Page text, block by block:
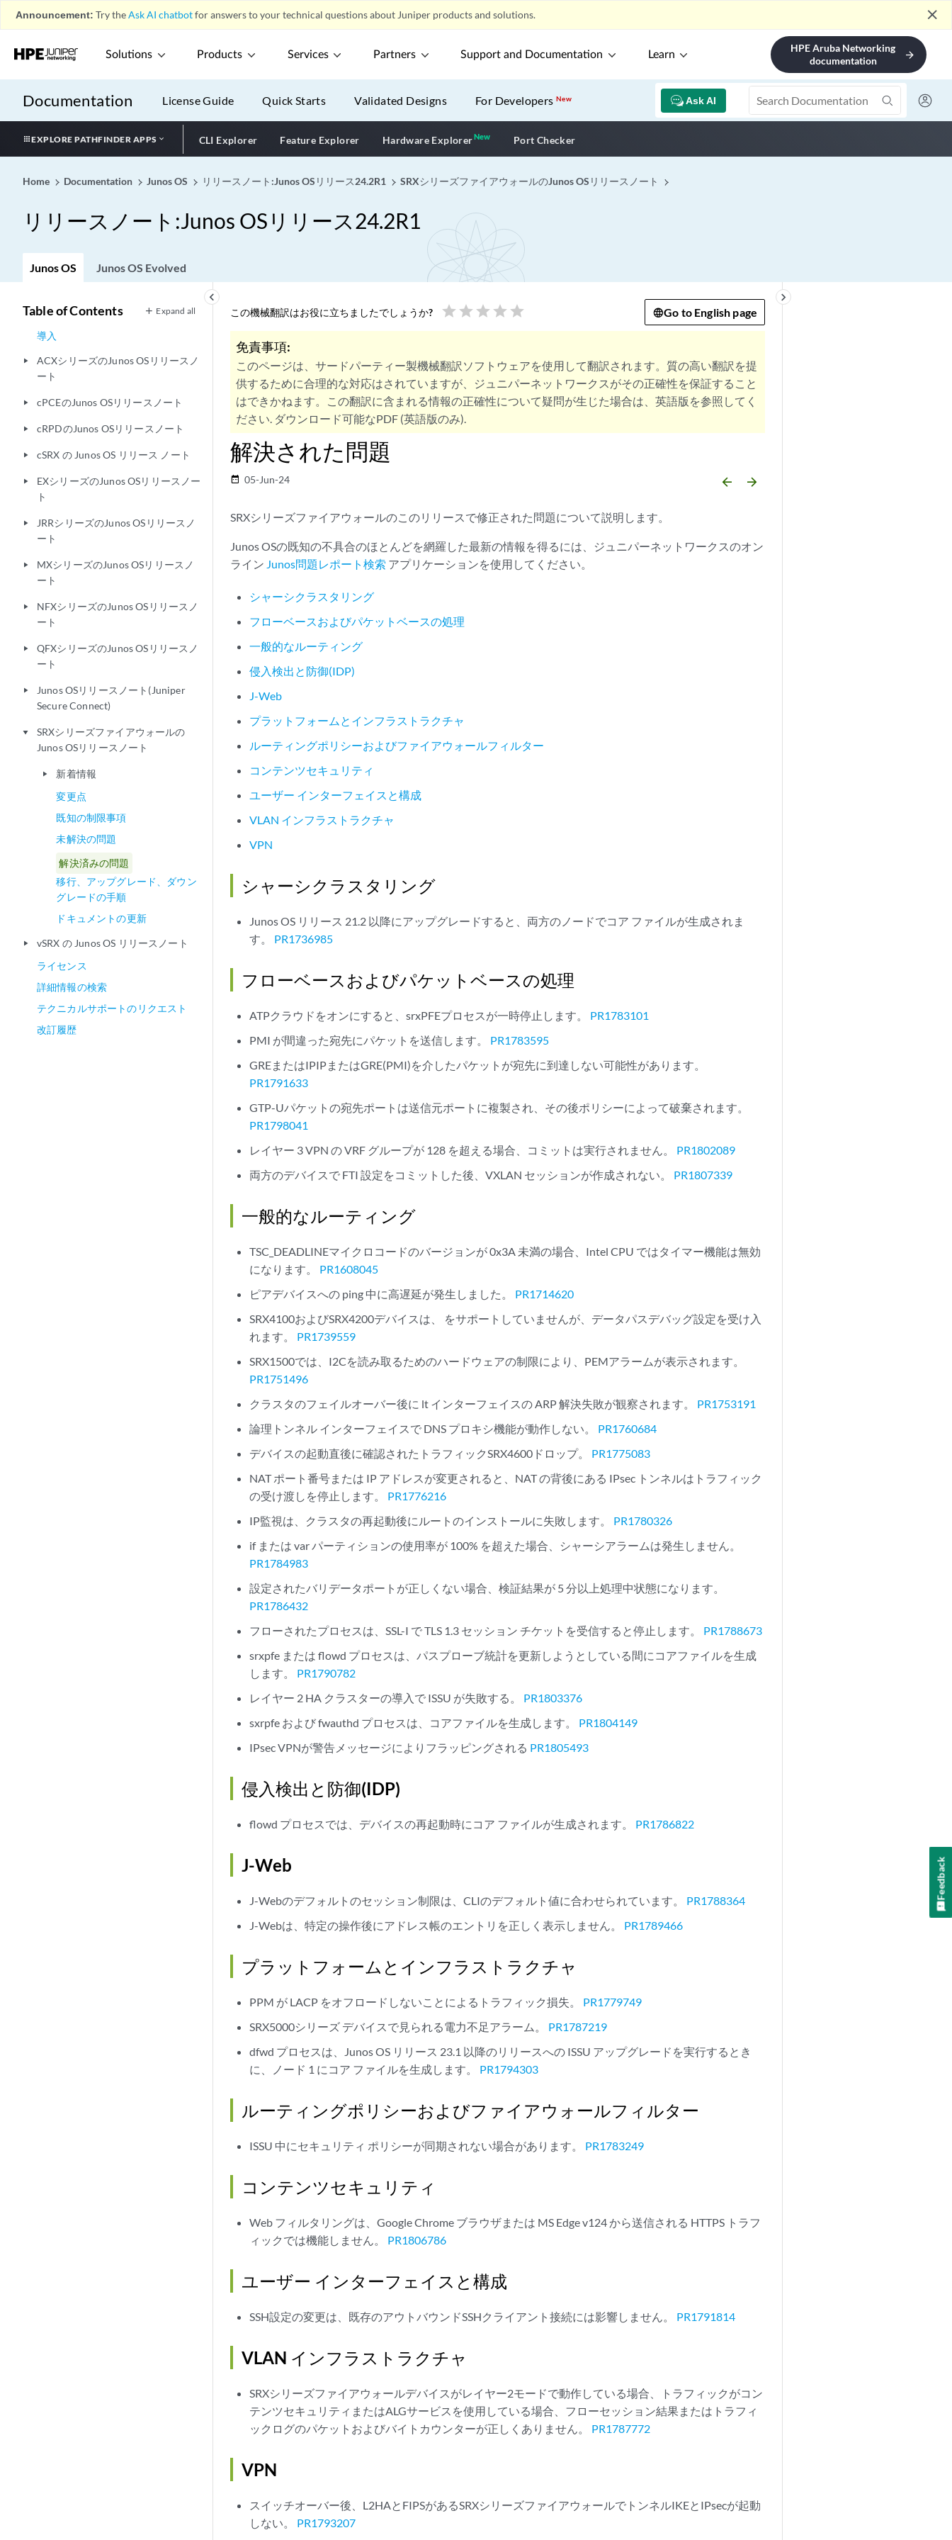
Announcement: Try theAsk AI chatbotfor answers to your technical questions about Juniper products and solutions. close
Solutions Products Services Partners Support and Documentation Learn
HPE Aruba Networking
documentation
arrow_forward
Documentation Ask AI
License Guide Quick Starts Validated Designs For DevelopersNew
EXPLORE PATHFINDER APPS CLI Explorer Feature Explorer Hardware ExplorerNewNew application
Port Checker
Home Documentation Junos OS リリースノート:Junos OSリリース24.2R1 SRXシリーズファイアウォールのJunos OSリリースノート
リリースノート:Junos OSリリース24.2R1
Junos OS Junos OS Evolved
keyboard_arrow_left
Table of Contents Expand all
導入
play_arrow
ACXシリーズのJunos OSリリースノ
ート
play_arrow cPCEのJunos OSリリースノート
play_arrow cRPDのJunos OSリリースノート
play_arrow cSRX の Junos OS リリース ノート
play_arrow
EXシリーズのJunos OSリリースノー
ト
play_arrow
JRRシリーズのJunos OSリリースノ
ート
play_arrow
MXシリーズのJunos OSリリースノ
ート
play_arrow
NFXシリーズのJunos OSリリースノ
ート
play_arrow
QFXシリーズのJunos OSリリースノ
ート
play_arrow
Junos OSリリースノート(Juniper
Secure Connect)
play_arrow
SRXシリーズファイアウォールの
Junos OSリリースノート
play_arrow
新着情報
変更点
既知の制限事項
未解決の問題
解決済みの問題
移行、アップグレード、ダウン
グレードの手順
ドキュメントの更新
play_arrow
vSRX の Junos OS リリースノート
ライセンス
詳細情報の検索
テクニカルサポートのリクエスト
改訂履歴
keyboard_arrow_right
この機械翻訳はお役に立ちましたでしょうか? star star star star star Go to English page
免責事項:
このページは、サードパーティー製機械翻訳ソフトウェアを使用して翻訳されます。質の高い翻訳を提
供するために合理的な対応はされていますが、ジュニパーネットワークスがその正確性を保証すること
はできかねます。この翻訳に含まれる情報の正確性について疑問が生じた場合は、英語版を参照してく
ださい. ダウンロード可能なPDF (英語版のみ).
解決された問題
date_range 05-Jun-24 arrow_backward arrow_forward
SRXシリーズファイアウォールのこのリリースで修正された問題について説明します。
Junos OSの既知の不具合のほとんどを網羅した最新の情報を得るには、ジュニパーネットワークスのオン
ライン Junos問題レポート検索 アプリケーションを使用してください。
シャーシクラスタリング
フローベースおよびパケットベースの処理
一般的なルーティング
侵入検出と防御(IDP)
J-Web
プラットフォームとインフラストラクチャ
ルーティングポリシーおよびファイアウォールフィルター
コンテンツセキュリティ
ユーザー インターフェイスと構成
VLAN インフラストラクチャ
VPN
シャーシクラスタリング
Junos OS リリース 21.2 以降にアップグレードすると、両方のノードでコア ファイルが生成されま
す。 PR1736985
フローベースおよびパケットベースの処理
ATPクラウドをオンにすると、srxPFEプロセスが一時停止します。 PR1783101
PMI が間違った宛先にパケットを送信します。 PR1783595
GREまたはIPIPまたはGRE(PMI)を介したパケットが宛先に到達しない可能性があります。
PR1791633
GTP-Uパケットの宛先ポートは送信元ポートに複製され、その後ポリシーによって破棄されます。
PR1798041
レイヤー 3 VPN の VRF グループが 128 を超える場合、コミットは実行されません。 PR1802089
両方のデバイスで FTI 設定をコミットした後、VXLAN セッションが作成されない。 PR1807339
一般的なルーティング
TSC_DEADLINEマイクロコードのバージョンが 0x3A 未満の場合、Intel CPU ではタイマー機能は無効
になります。 PR1608045
ピアデバイスへの ping 中に高遅延が発生しました。 PR1714620
SRX4100およびSRX4200デバイスは、 をサポートしていませんが、データパスデバッグ設定を受け入
れます。 PR1739559
SRX1500では、I2Cを読み取るためのハードウェアの制限により、PEMアラームが表示されます。
PR1751496
クラスタのフェイルオーバー後に lt インターフェイスの ARP 解決失敗が観察されます。 PR1753191
論理トンネル インターフェイスで DNS プロキシ機能が動作しない。 PR1760684
デバイスの起動直後に確認されたトラフィックSRX4600ドロップ。 PR1775083
NAT ポート番号または IP アドレスが変更されると、NAT の背後にある IPsec トンネルはトラフィック
の受け渡しを停止します。 PR1776216
IP監視は、クラスタの再起動後にルートのインストールに失敗します。 PR1780326
if または var パーティションの使用率が 100% を超えた場合、シャーシアラームは発生しません。
PR1784983
設定されたバリデータポートが正しくない場合、検証結果が 5 分以上処理中状態になります。
PR1786432
フローされたプロセスは、SSL-I で TLS 1.3 セッション チケットを受信すると停止します。 PR1788673
srxpfe または flowd プロセスは、パスプローブ統計を更新しようとしている間にコアファイルを生成
します。 PR1790782
レイヤー 2 HA クラスターの導入で ISSU が失敗する。 PR1803376
sxrpfe および fwauthd プロセスは、コアファイルを生成します。 PR1804149
IPsec VPNが警告メッセージによりフラッピングされる PR1805493
侵入検出と防御(IDP)
flowd プロセスでは、デバイスの再起動時にコア ファイルが生成されます。 PR1786822
J-Web
J-Webのデフォルトのセッション制限は、CLIのデフォルト値に合わせられています。 PR1788364
J-Webは、特定の操作後にアドレス帳のエントリを正しく表示しません。 PR1789466
プラットフォームとインフラストラクチャ
PPM が LACP をオフロードしないことによるトラフィック損失。 PR1779749
SRX5000シリーズ デバイスで見られる電力不足アラーム。 PR1787219
dfwd プロセスは、Junos OS リリース 23.1 以降のリリースへの ISSU アップグレードを実行するとき
に、ノード 1 にコア ファイルを生成します。 PR1794303
ルーティングポリシーおよびファイアウォールフィルター
ISSU 中にセキュリティ ポリシーが同期されない場合があります。 PR1783249
コンテンツセキュリティ
Web フィルタリングは、Google Chrome ブラウザまたは MS Edge v124 から送信される HTTPS トラフ
ィックでは機能しません。 PR1806786
ユーザー インターフェイスと構成
SSH設定の変更は、既存のアウトバウンドSSHクライアント接続には影響しません。 PR1791814
VLAN インフラストラクチャ
SRXシリーズファイアウォールデバイスがレイヤー2モードで動作している場合、トラフィックがコン
テンツセキュリティまたはALGサービスを使用している場合、フローセッション結果またはトラフィ
ックログのパケットおよびバイトカウンターが正しくありません。 PR1787772
VPN
スイッチオーバー後、L2HAとFIPSがあるSRXシリーズファイアウォールでトンネルIKEとIPsecが起動
しない。 PR1793207
Feedback